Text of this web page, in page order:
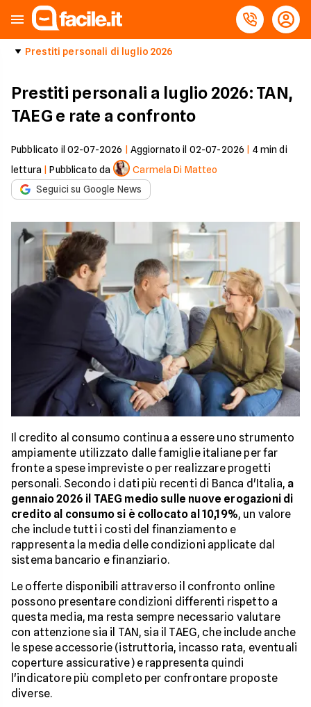
Prestiti personali di luglio 2026
Prestiti personali a luglio 2026: TAN,
TAEG e rate a confronto
Pubblicato il 02-07-2026 Aggiornato il 02-07-2026 4min di
lettura |Pubblicato da
Carmela Di Matteo
Seguici su Google News
Il credito al consumo continua a essere uno strumento
ampiamente utilizzato dalle famiglie italiane per far
fronte a spese impreviste o per realizzare progetti
personali. Secondo i dati più recenti di Banca d'Italia, a
gennaio 2026 il TAEG medio sulle nuove erogazioni di
credito al consumo si è collocato al 10,19%, un valore
che include tutti i costi del finanziamento e
rappresenta la media delle condizioni applicate dal
sistema bancario e finanziario.
Le offerte disponibili attraverso il confronto online
possono presentare condizioni differenti rispetto a
questa media, ma resta sempre necessario valutare
con attenzione sia il TAN, sia il TAEG, che include anche
le spese accessorie (istruttoria, incasso rata, eventuali
coperture assicurative) e rappresenta quindi
l'indicatore più completo per confrontare proposte
diverse.